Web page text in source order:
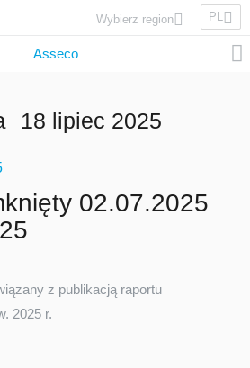
Wybierz region PL
18 lipiec 2025
02.07.2025
z publikacją raportu
2025 r.